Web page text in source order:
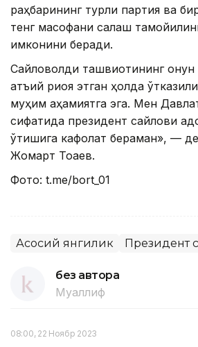
раҳбарининг турли партия ва
тенг масофани сақлаш
имконини беради.
Сайловолди ташвиқотининг
қатъий риоя этган ҳолда
муҳим аҳамиятга эга. Мен
сифатида президент сайлови
ўтишига кафолат бераман», —
Жомарт Тоқаев.
Фото: t.mе/bort_01
Асосий янгилик Президент
без автора
Муаллиф
08:00, 22 Ноябр 2023